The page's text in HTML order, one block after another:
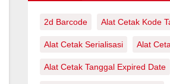
2d Barcode Alat Cetak Kode
Alat Cetak Serialisasi Alat
Alat Cetak Tanggal Expired Date